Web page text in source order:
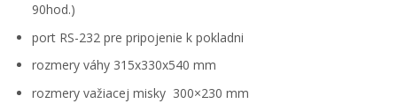
90hod.)
port RS-232 pre pripojenie k pokladni
rozmery váhy 315x330x540 mm
rozmery važiacej misky 300×230 mm